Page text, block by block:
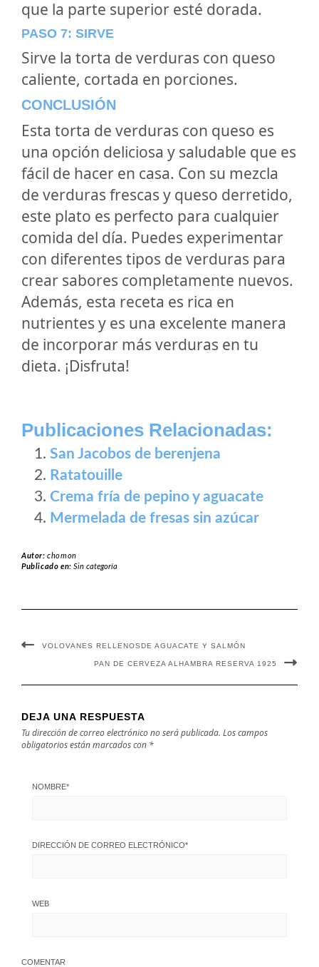
que la parte superior esté dorada.
PASO 7: SIRVE
Sirve la torta de verduras con queso
caliente, cortada en porciones.
CONCLUSIÓN
Esta torta de verduras con queso es
una opción deliciosa y saludable que es
fácil de hacer en casa. Con su mezcla
de verduras frescas y queso derretido,
este plato es perfecto para cualquier
comida del día. Puedes experimentar
con diferentes tipos de verduras para
crear sabores completamente nuevos.
Además, esta receta es rica en
nutrientes y es una excelente manera
de incorporar más verduras en tu
dieta. ¡Disfruta!
Publicaciones Relacionadas:
San Jacobos de berenjena
Ratatouille
Crema fría de pepino y aguacate
Mermelada de fresas sin azúcar
Autor:chomon
Publicado en:Sin categoría
VOLOVANES RELLENOSDE AGUACATE Y SALMÓN
PAN DE CERVEZA ALHAMBRA RESERVA 1925
DEJA UNA RESPUESTA
Tu dirección de correo electrónico no será publicada. Los campos
obligatorios están marcados con *
NOMBRE*
DIRECCIÓN DE CORREO ELECTRÓNICO*
WEB
COMENTAR